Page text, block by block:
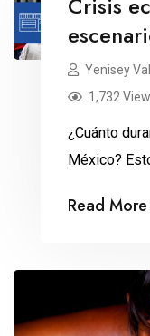
Yenisey
1,732
¿Cuánto
México?
Read More